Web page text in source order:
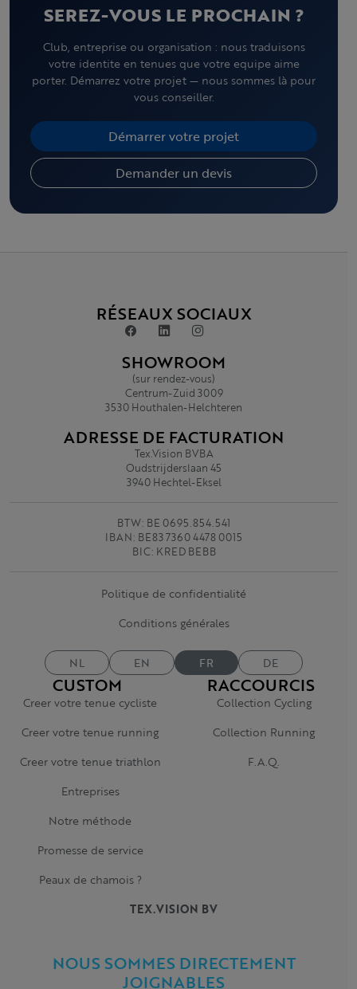
SEREZ-VOUS LE PROCHAIN ?
Club, entreprise ou organisation : nous traduisons
votre identite en tenues que votre equipe aime
porter. Démarrez votre projet — nous sommes là pour
vous conseiller.
Démarrer votre projet
Demander un devis
TEX.VISION BV
NOUS SOMMES DIRECTEMENT
JOIGNABLES
CUSTOM
Creer votre tenue cycliste
Creer votre tenue running
Creer votre tenue triathlon
Entreprises
Notre méthode
Promesse de service
Peaux de chamois ?
RACCOURCIS
Collection Cycling
Collection Running
F.A.Q.
RÉSEAUX SOCIAUX
SHOWROOM
(sur rendez-vous)
Centrum-Zuid 3009
3530 Houthalen-Helchteren
ADRESSE DE FACTURATION
Tex.Vision BVBA
Oudstrijderslaan 45
3940 Hechtel-Eksel
BTW: BE 0695.854.541
IBAN: BE83 7360 4478 0015
BIC: KRED BEBB
Politique de confidentialité
Conditions générales
NL EN FR DE